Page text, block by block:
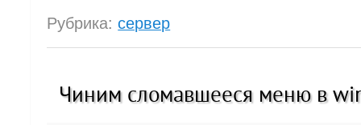
Рубрика: сервер
Чиним сломавшееся меню в